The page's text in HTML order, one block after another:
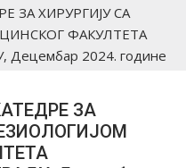
ЗА ХИРУРГИЈУ СА
ФАКУЛТЕТА
2024. године
ЗА